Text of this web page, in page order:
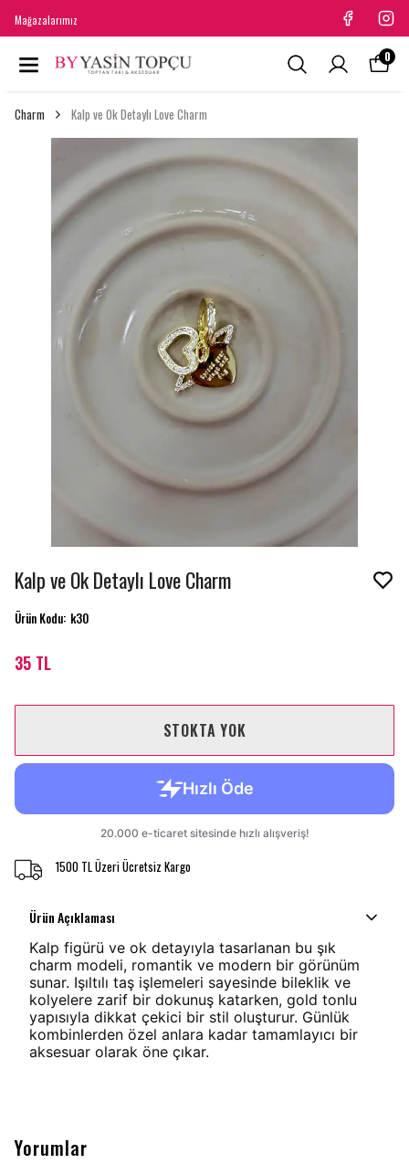
Mağazalarımız
0
Charm Kalp ve Ok Detaylı Love Charm
Kalp ve Ok Detaylı Love Charm
Ürün Kodu: k30
35 TL
STOKTA YOK
1500 TL Üzeri Ücretsiz Kargo
Ürün Açıklaması
Kalp figürü ve ok detayıyla tasarlanan bu şık
charm modeli, romantik ve modern bir görünüm
sunar. Işıltılı taş işlemeleri sayesinde bileklik ve
kolyelere zarif bir dokunuş katarken, gold tonlu
yapısıyla dikkat çekici bir stil oluşturur. Günlük
kombinlerden özel anlara kadar tamamlayıcı bir
aksesuar olarak öne çıkar.
Yorumlar